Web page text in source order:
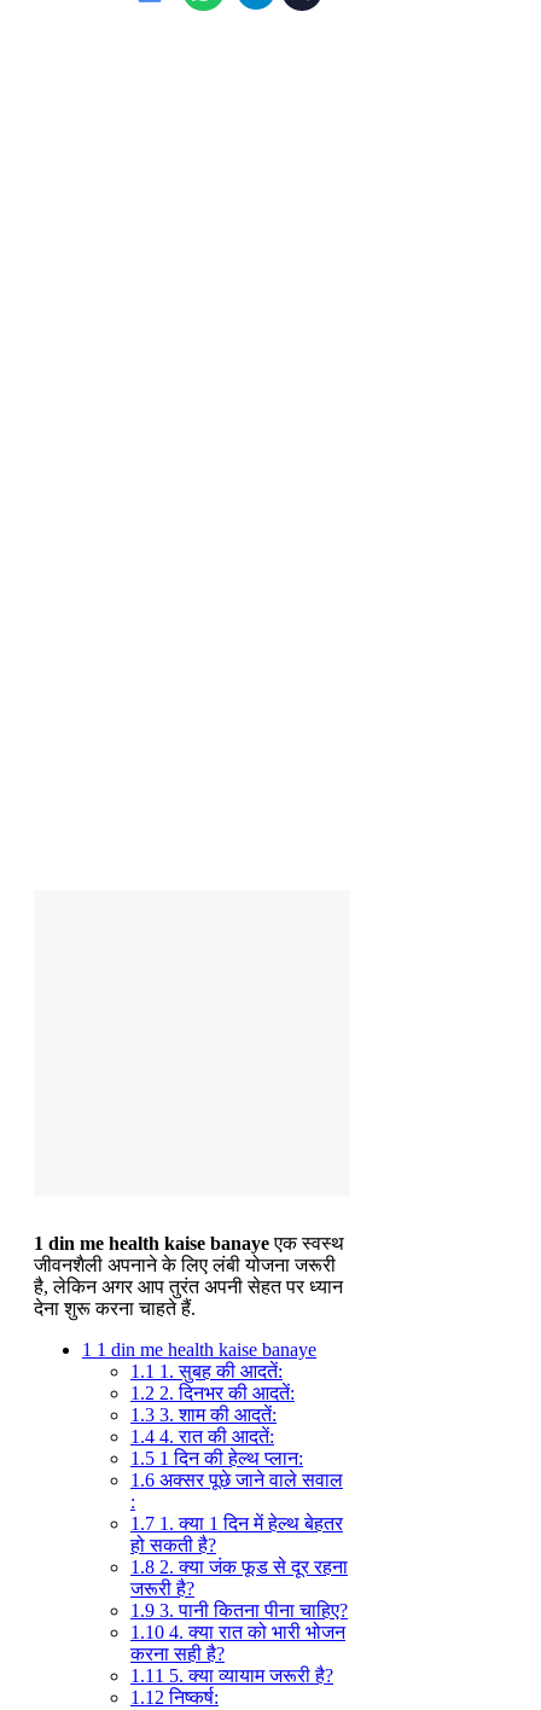
1 din me health kaise banayeएक स्वस्थ
जीवनशैली अपनाने के लिए लंबी योजना जरूरी
है, लेकिन अगर आप तुरंत अपनी सेहत पर ध्यान
देना शुरू करना चाहते हैं.
1 1 din me health kaise banaye
1.1 1. सुबह की आदतें:
1.2 2. दिनभर की आदतें:
1.3 3. शाम की आदतें:
1.4 4. रात की आदतें:
1.5 1 दिन की हेल्थ प्लान:
1.6 अक्सर पूछे जाने वाले सवाल
:
1.7 1. क्या 1 दिन में हेल्थ बेहतर
हो सकती है?
1.8 2. क्या जंक फूड से दूर रहना
जरूरी है?
1.9 3. पानी कितना पीना चाहिए?
1.10 4. क्या रात को भारी भोजन
करना सही है?
1.11 5. क्या व्यायाम जरूरी है?
1.12निष्कर्ष: